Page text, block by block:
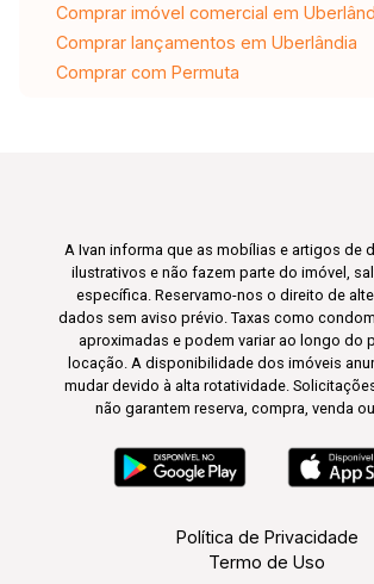
Comprar imóvel comercial em
Comprar lançamentos em Uberlândia
Comprar com Permuta
A Ivan informa que as mobílias e artigos de
ilustrativos e não fazem parte do imóvel,
específica. Reservamo-nos o direito de
dados sem aviso prévio. Taxas como
aproximadas e podem variar ao longo do
locação. A disponibilidade dos imóveis
mudar devido à alta rotatividade.
não garantem reserva, compra, venda
Política de Privacidade
Termo de Uso